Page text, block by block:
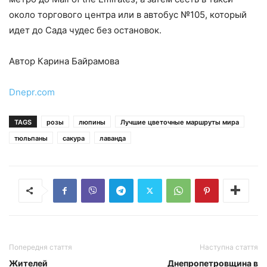
около торгового центра или в автобус №105, который
идет до Сада чудес без остановок.
Автор Карина Байрамова
Dnepr.com
TAGS розы люпины
Лучшие цветочные маршруты мира
тюльпаны
сакура лаванда
Попередня стаття
Жителей
Наступна стаття
Днепропетровщина в